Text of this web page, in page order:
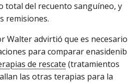
total del recuento sanguíneo, y
remisiones.
Walter advirtió que es necesario
para comparar enasidenib
de rescate (tratamientos
las otras terapias para la